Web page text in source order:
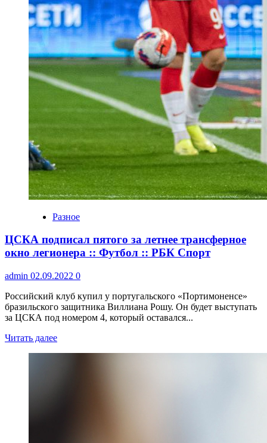
Разное
ЦСКА подписал пятого за летнее трансферное
окно легионера :: Футбол :: РБК Спорт
admin 02.09.2022 0
Российский клуб купил у португальского «Портимоненсе»
бразильского защитника Виллиана Рошу. Он будет выступать
за ЦСКА под номером 4, который оставался...
Читать далее